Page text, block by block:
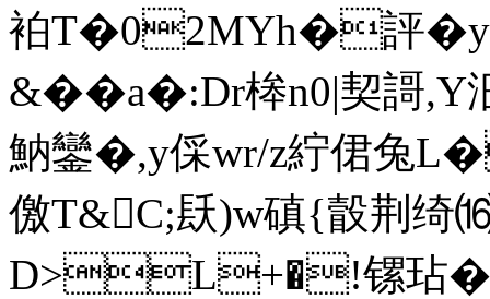
袙T�02MYh�評�y
&��a�:Dr桳n0|契謌,
魶鑾�,y倸wr/z紵侰
儌T&C;镺)w磌{瞉荆
D>L+�!镙玷